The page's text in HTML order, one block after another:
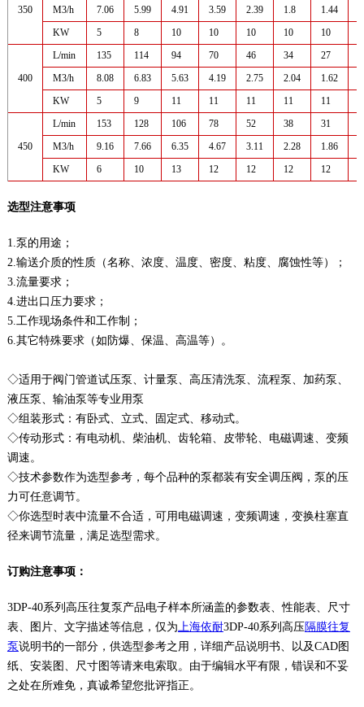
350
M3/h
7.06 5.99 4.91 3.59 2.39 1.8 1.44
KW
5 8 10 10 10 10 10
400
L/min 135 114 94 70 46 34 27
M3/h
8.08 6.83 5.63 4.19 2.75 2.04 1.62
KW
5 9 11 11 11 11 11
450
L/min 153 128 106 78 52 38 31
M3/h
9.16 7.66 6.35 4.67 3.11 2.28 1.86
KW
6 10 13 12 12 12 12
选型注意事项
1.泵的用途；
2.输送介质的性质（名称、浓度、温度、密度、粘度、腐蚀性等）；
3.流量要求；
4.进出口压力要求；
5.工作现场条件和工作制；
6.其它特殊要求（如防爆、保温、高温等）。
◇适用于阀门管道试压泵、计量泵、高压清洗泵、流程泵、加药泵、
液压泵、输油泵等专业用泵
◇组装形式：有卧式、立式、固定式、移动式。
◇传动形式：有电动机、柴油机、齿轮箱、皮带轮、电磁调速、变频
调速。
◇技术参数作为选型参考，每个品种的泵都装有安全调压阀，泵的压
力可任意调节。
◇你选型时表中流量不合适，可用电磁调速，变频调速，变换柱塞直
径来调节流量，满足选型需求。
订购注意事项：
3DP-40系列高压往复泵产品电子样本所涵盖的参数表、性能表、尺寸
表、图片、文字描述等信息，仅为上海依耐3DP-40系列高压隔膜往复
泵说明书的一部分，供选型参考之用，详细产品说明书、以及CAD图
纸、安装图、尺寸图等请来电索取。由于编辑水平有限，错误和不妥
之处在所难免，真诚希望您批评指正。